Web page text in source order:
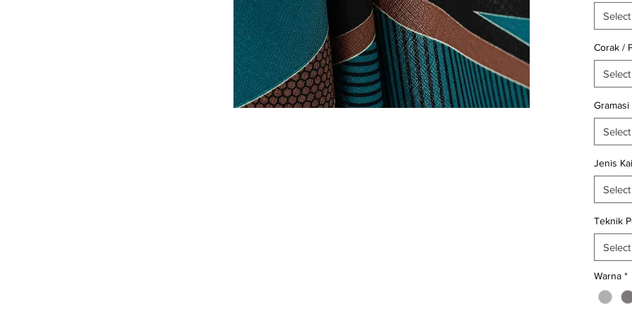
kain
Untuk
Belanja
Select
Corak /
Select
Gramasi
Select
Jenis
Select
Teknik
Select
Warna *